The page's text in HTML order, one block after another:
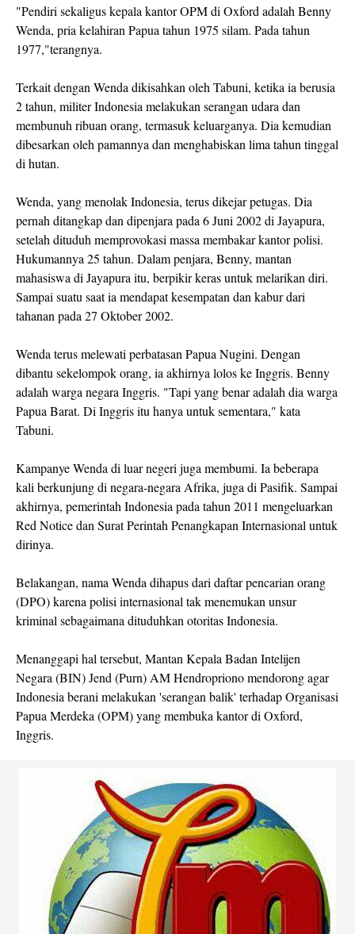
"Pendiri sekaligus kepala kantor OPM di Oxford adalah Benny
Wenda, pria kelahiran Papua tahun 1975 silam. Pada tahun
1977,"terangnya.
Terkait dengan Wenda dikisahkan oleh Tabuni, ketika ia berusia
2 tahun, militer Indonesia melakukan serangan udara dan
membunuh ribuan orang, termasuk keluarganya. Dia kemudian
dibesarkan oleh pamannya dan menghabiskan lima tahun tinggal
di hutan.
Wenda, yang menolak Indonesia, terus dikejar petugas. Dia
pernah ditangkap dan dipenjara pada 6 Juni 2002 di Jayapura,
setelah dituduh memprovokasi massa membakar kantor polisi.
Hukumannya 25 tahun. Dalam penjara, Benny, mantan
mahasiswa di Jayapura itu, berpikir keras untuk melarikan diri.
Sampai suatu saat ia mendapat kesempatan dan kabur dari
tahanan pada 27 Oktober 2002.
Wenda terus melewati perbatasan Papua Nugini. Dengan
dibantu sekelompok orang, ia akhirnya lolos ke Inggris. Benny
adalah warga negara Inggris. "Tapi yang benar adalah dia warga
Papua Barat. Di Inggris itu hanya untuk sementara," kata
Tabuni.
Kampanye Wenda di luar negeri juga membumi. Ia beberapa
kali berkunjung di negara-negara Afrika, juga di Pasifik. Sampai
akhirnya, pemerintah Indonesia pada tahun 2011 mengeluarkan
Red Notice dan Surat Perintah Penangkapan Internasional untuk
dirinya.
Belakangan, nama Wenda dihapus dari daftar pencarian orang
(DPO) karena polisi internasional tak menemukan unsur
kriminal sebagaimana dituduhkan otoritas Indonesia.
Menanggapi hal tersebut, Mantan Kepala Badan Intelijen
Negara (BIN) Jend (Purn) AM Hendropriono mendorong agar
Indonesia berani melakukan 'serangan balik' terhadap Organisasi
Papua Merdeka (OPM) yang membuka kantor di Oxford,
Inggris.